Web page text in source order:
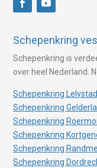
Schepenkring
Schepenkring is
over heel Nederland.
Schepenkring Lelystad
Schepenkring
Schepenkring
Schepenkring
Schepenkring
Schepenkring